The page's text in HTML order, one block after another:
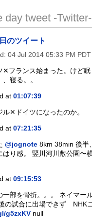
day tweet -Twitter-
のツイート
04 Jul 2014 05:33 PM PDT
✕フランス始まった。けど眠
、寝る。。
at 01:07:39
ル✕ドイツになったのか。
at 07:21:35
@jognote 8km 38min 後半
はり感。 竪川河川敷公園〜
at 09:15:53
一部を骨折。。。 ネイマー
の試合に出場できず NHK
g5zxKV null